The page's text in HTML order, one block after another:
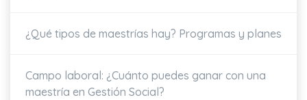
¿Qué tipos de maestrías hay? Programas y planes
Campo laboral: ¿Cuánto puedes ganar con una
maestría en Gestión Social?